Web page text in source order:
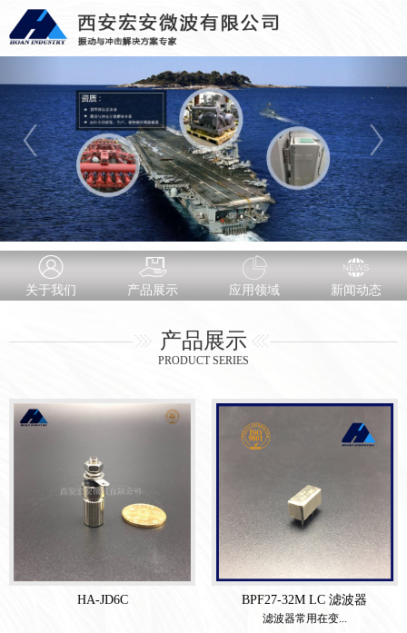
关于我们 产品展示 应用领域 新闻动态
产品展示
PRODUCT SERIES
HA-JD6C BPF27-32M LC 滤波器
滤波器常用在变...